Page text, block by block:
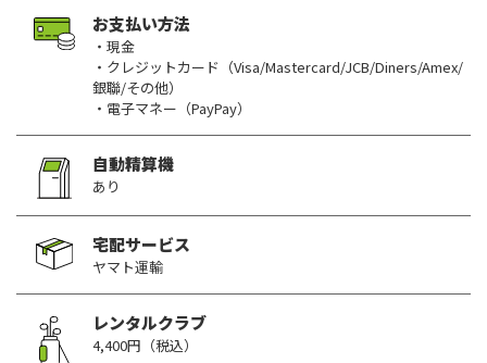
お支払い方法
・現金
・クレジットカード（Visa/Mastercard/JCB/Diners/Amex/
銀聯/その他）
・電子マネー（PayPay）
自動精算機
あり
宅配サービス
ヤマト運輸
レンタルクラブ
4,400円（税込）